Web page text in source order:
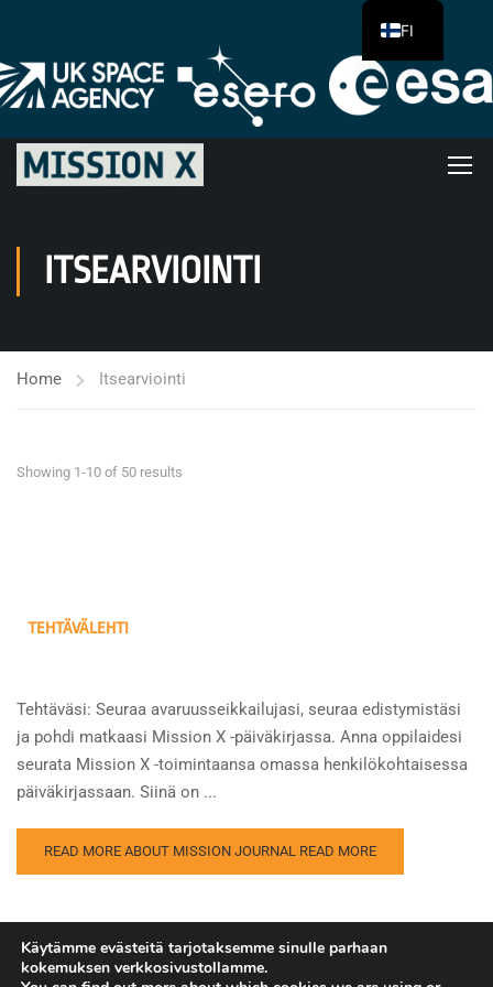
ITSEARVIOINTI
Home Itsearviointi
Showing 1-10 of 50 results
TEHTÄVÄLEHTI
Tehtäväsi: Seuraa avaruusseikkailujasi, seuraa edistymistäsi
ja pohdi matkaasi Mission X -päiväkirjassa. Anna oppilaidesi
seurata Mission X -toimintaansa omassa henkilökohtaisessa
päiväkirjassaan. Siinä on ...
READ MORE ABOUT MISSION JOURNAL READ MORE
Käytämme evästeitä tarjotaksemme sinulle parhaan
kokemuksen verkkosivustollamme.
FI